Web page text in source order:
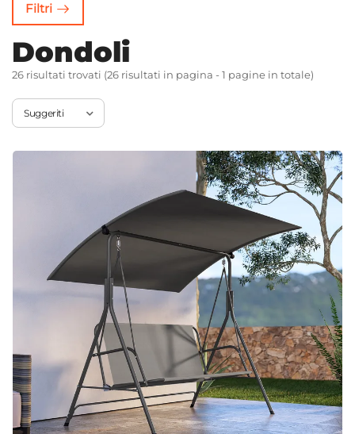
Filtri
Dondoli
26 risultati trovati (26 risultati in pagina - 1 pagine in totale)